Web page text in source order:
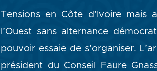
Tensions en Côte d’Ivoire mais
l’Ouest sans alternance
pouvoir essaie de s’organiser.
président du Conseil Faure